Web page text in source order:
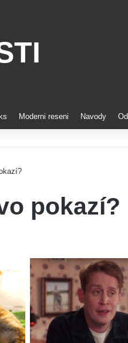
Moderni reseni Navody
pokazí?